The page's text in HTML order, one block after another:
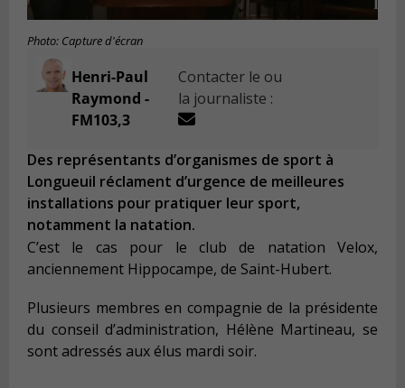
Photo: Capture d'écran
Henri-Paul
Raymond -
FM103,3
Contacter le ou
la journaliste :
Des représentants d’organismes de sport à
Longueuil réclament d’urgence de meilleures
installations pour pratiquer leur sport,
notamment la natation.
C’est le cas pour le club de natation Velox,
anciennement Hippocampe, de Saint-Hubert.
Plusieurs membres en compagnie de la présidente
du conseil d’administration, Hélène Martineau, se
sont adressés aux élus mardi soir.